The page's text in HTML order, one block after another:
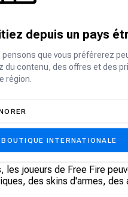
les diamants Free Fire ?
Fire sont la monnaie du
leur expérience de
les diamants Free Fire ?
comment utiliser ces
skins d'armes et d'animaux
les joueurs de Free Fire
des skins d'armes,
depuis un pays
que vous préférerez
du contenu, des offres et des
région.
INTERNATIONALE